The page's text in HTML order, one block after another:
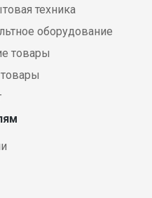
техника
оборудование
товары